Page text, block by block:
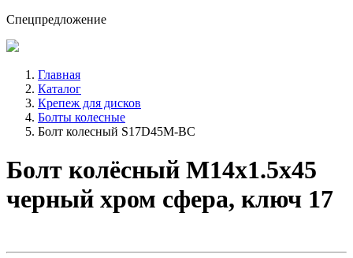
Спецпредложение
Главная
Каталог
Крепеж для дисков
Болты колесные
Болт колесный S17D45M-BC
Болт колёсный М14x1.5x45
черный хром сфера, ключ 17